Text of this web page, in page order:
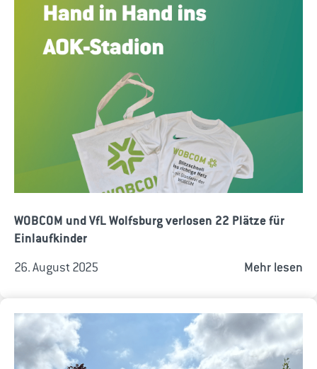
WOBCOM und VfL Wolfsburg verlosen 22 Plätze für
Einlaufkinder
26. August 2025 Mehr lesen